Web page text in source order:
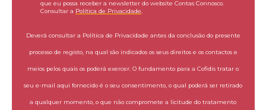
que eu possa receber a newsletter do website Contas Connosco.
Consultar a Política de Privacidade
Deverá consultar a Política de Privacidade antes da conclusão do presente
processo de registo, na qual são indicados os seus direitos e os contactos e
meios pelos quais os poderá exercer. O fundamento para a Cofidis tratar o
seu e-mail aqui fornecido é o seu consentimento, o qual poderá ser retirado
a qualquer momento, o que não compromete a licitude do tratamento